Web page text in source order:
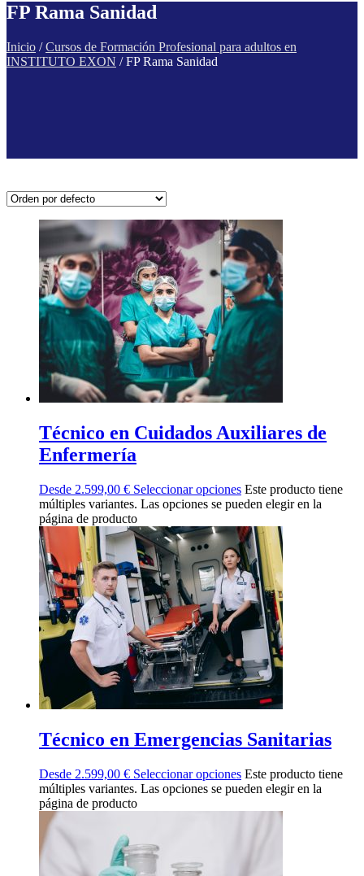
FP Rama Sanidad
Inicio /Cursos de Formación Profesional para adultos en
INSTITUTO EXON / FP Rama Sanidad
Técnico en Cuidados Auxiliares de
Enfermería
Desde 2.599,00 € Seleccionar opciones Este producto tiene
múltiples variantes. Las opciones se pueden elegir en la
página de producto
Técnico en Emergencias Sanitarias
Desde 2.599,00 € Seleccionar opciones Este producto tiene
múltiples variantes. Las opciones se pueden elegir en la
página de producto